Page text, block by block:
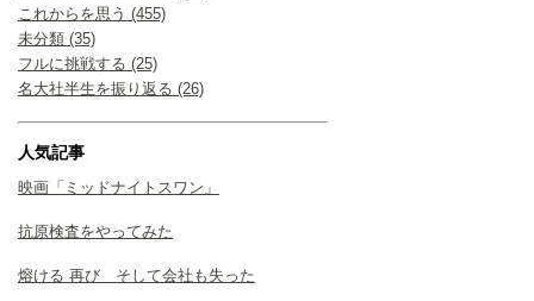
これからを思う (455)
未分類 (35)
フルに挑戦する (25)
名大社半生を振り返る (26)
人気記事
映画「ミッドナイトスワン」
抗原検査をやってみた
熔ける 再び そして会社も失った